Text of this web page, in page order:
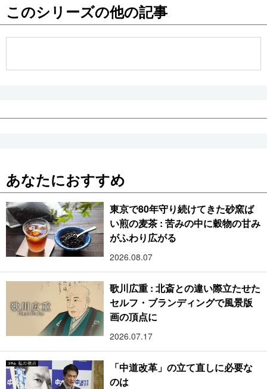
このシリーズの他の記事
あなたにおすすめ
東京で80年守り続けてきた砂窯ば
い煎の麦茶 : 苦みの中に穀物の甘み
がふわり広がる
2026.08.07
歌川広重 : 北斎との違い際立たせた
セルフ・ブランディングで風景版
画の頂点に
2026.07.17
「中道改革」の立て直しに必要な
のは